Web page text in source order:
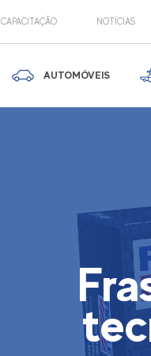
CAPACITAÇÃO NOTÍCIAS
AUTOMÓVEIS